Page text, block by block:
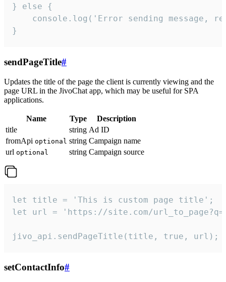
} else {
console.log('Error sending message,
}
sendPageTitle#
Updates the title of the page the client is currently viewing and the
page URL in the JivoChat app, which may be useful for SPA
applications.
Name Type
Description
title
string Ad ID
fromApi optional string Campaign name
url optional string Campaign source
let title = 'This is custom page title';
let url = 'https://site.com/
jivo_api.sendPageTitle(title, true, url);
setContactInfo#